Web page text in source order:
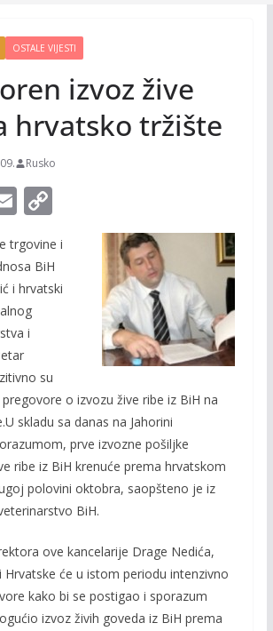
OSTALE VIJESTI
izvoz žive
hrvatsko tržište
Rusko
E
ai
l
C
p
y
k
trgovine i
BiH
i hrvatski
i
su
o izvozu žive ribe iz BiH na
skladu sa danas na Jahorini
prve izvozne pošiljke
ribe iz BiH krenuće prema hrvatskom
polovini oktobra, saopšteno je iz
BiH.
ove kancelarije Drage Nedića,
Hrvatske će u istom periodu intenzivno
kako bi se postigao i sporazum
izvoz živih goveda iz BiH prema